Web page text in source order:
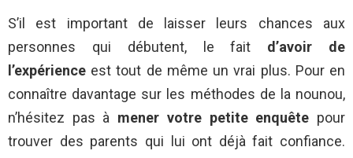
S’il est important de laisser leurs chances aux
personnes qui débutent, le fait d’avoir de
l’expérience est tout de même un vrai plus. Pour en
connaître davantage sur les méthodes de la nounou,
n’hésitez pas à mener votre petite enquête pour
trouver des parents qui lui ont déjà fait confiance.